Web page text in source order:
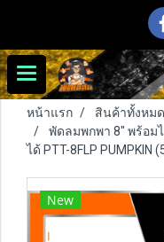
หน้าแรก สินค้าทั้งหมด
พัดลมพกพา 8" พร้อม
ได้ PTT-8FLP PUMPKIN
New